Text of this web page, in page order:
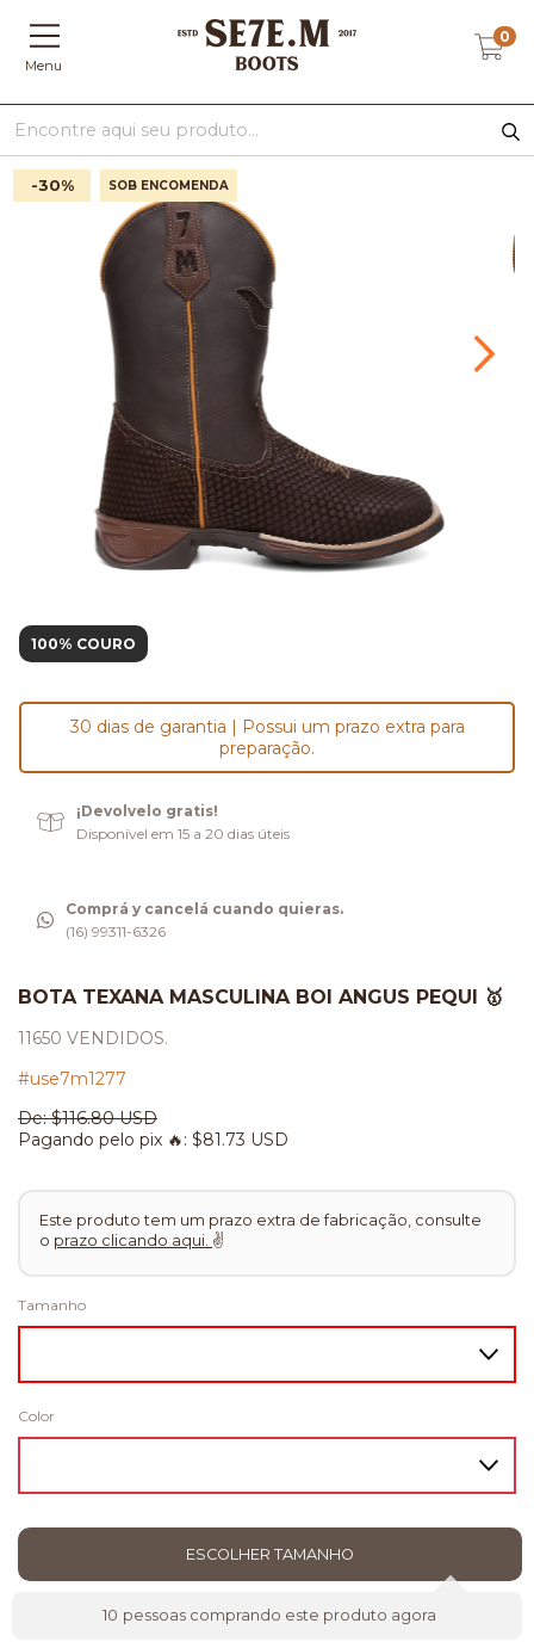
Menu
0
-30% SOB ENCOMENDA
100% COURO
30 dias de garantia | Possui um prazo extra para
preparação.
¡Devolvelo gratis!
Disponível em 15 a 20 dias úteis
Comprá y cancelá cuando quieras.
(16) 99311-6326
BOTA TEXANA MASCULINA BOI ANGUS PEQUI 🥇
11650 VENDIDOS.
#use7m1277
De:$116.80 USD
Pagando pelo pix 🔥: $81.73 USD
Este produto tem um prazo extra de fabricação, consulte
o prazo clicando aqui. ✌
Tamanho
Color
10 pessoas comprando este produto agora